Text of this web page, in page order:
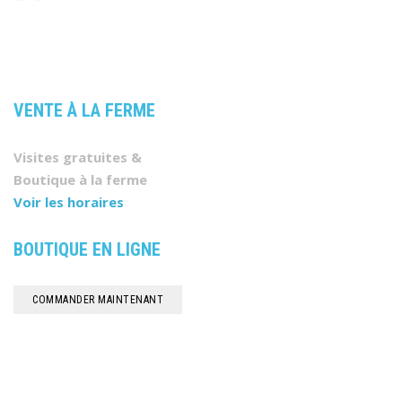
VENTE À LA FERME
Visites gratuites &
Boutique à la ferme
Voir les horaires
BOUTIQUE EN LIGNE
COMMANDER MAINTENANT